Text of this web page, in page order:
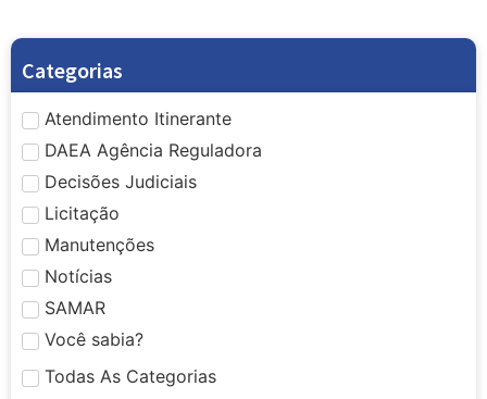
Categorias
Atendimento Itinerante
DAEA Agência Reguladora
Decisões Judiciais
Licitação
Manutenções
Notícias
SAMAR
Você sabia?
Todas As Categorias